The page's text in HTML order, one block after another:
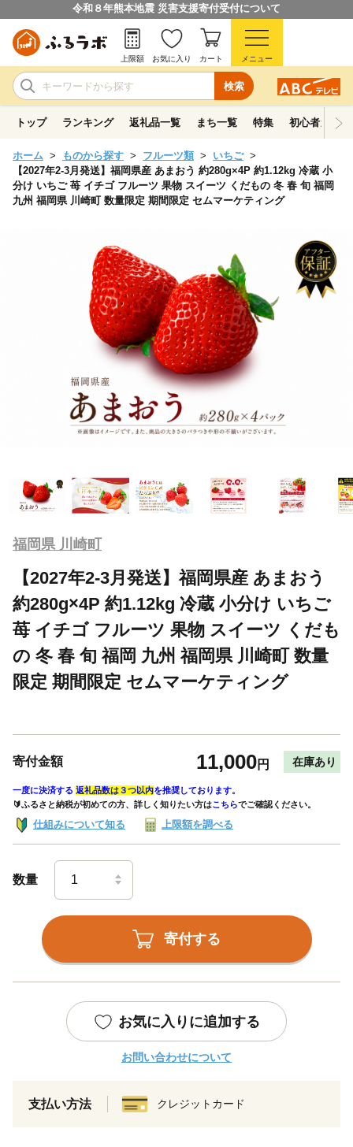
令和８年熊本地震 災害支援寄付受付について
検索
上限額 お気に入り カート メニュー
トップ ランキング 返礼品一覧 まち一覧 特集 初心者ガイド
ホーム ものから探す フルーツ類
いちご
【2027年2-3月発送】福岡県産 あまおう 約280g×4P 約1.12kg 冷蔵 小
分け いちご 苺 イチゴ フルーツ 果物 スイーツ くだもの 冬 春 旬 福岡
九州 福岡県 川崎町 数量限定 期間限定 セムマーケティング
福岡県 川崎町
【2027年2-3月発送】福岡県産 あまおう
約280g×4P 約1.12kg 冷蔵 小分け いちご
苺 イチゴ フルーツ 果物 スイーツ くだも
の 冬 春 旬 福岡 九州 福岡県 川崎町 数量
限定 期間限定 セムマーケティング
寄付金額 11,000円 在庫あり
一度に決済する 返礼品数は３つ以内を推奨しております。
🔰ふるさと納税が初めての方、詳しく知りたい方はこちらでご確認ください。
仕組みについて知る 上限額を調べる
数量
寄付する
お気に入りに追加する
お問い合わせについて
支払い方法 クレジットカード